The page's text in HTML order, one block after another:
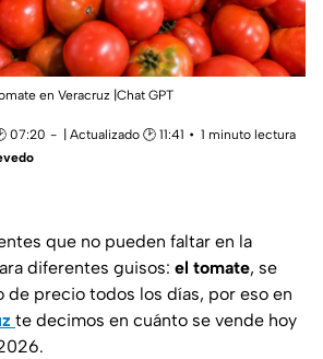
en Veracruz |Chat GPT
07:20 | Actualizado 🕑 11:41
1 minuto lectura
que no pueden faltar en la
diferentes guisos: el tomate, se
de precio todos los días, por eso en
te decimos en cuánto se vende hoy